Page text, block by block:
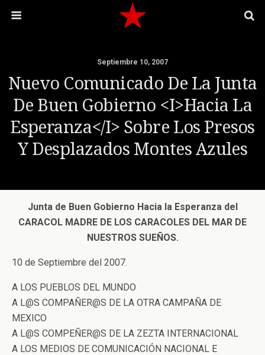
Septiembre 10, 2007
Nuevo Comunicado De La Junta
De Buen Gobierno <i>Hacia La
Esperanza</i> Sobre Los Presos
Y Desplazados Montes Azules
Junta de Buen Gobierno Hacia la Esperanza del
CARACOL MADRE DE LOS CARACOLES DEL MAR DE
NUESTROS SUEÑOS.
10 de Septiembre del 2007.
A LOS PUEBLOS DEL MUNDO
A L@S COMPAÑER@S DE LA OTRA CAMPAÑA DE
MEXICO
A L@S COMPEÑER@S DE LA ZEZTA INTERNACIONAL
A LOS MEDIOS DE COMUNICACIÓN NACIONAL E